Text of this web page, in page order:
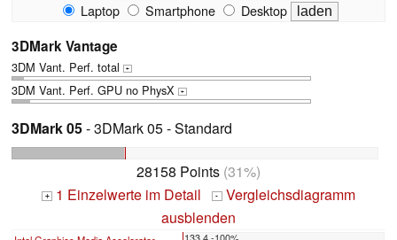
Laptop
Smartphone Desktop
3DMark Vantage
3DM Vant. Perf. total +
3DM Vant. Perf. GPU no PhysX +
3DMark 05- 3DMark 05 - Standard
28158 Points (31%)
+ 1 Einzelwerte im Detail - Vergleichsdiagramm
ausblenden